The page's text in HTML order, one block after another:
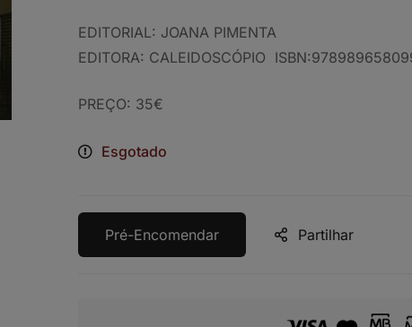
EDITORIAL: JOANA PIMENTA
EDITORA: CALEIDOSCÓPIO
PREÇO: 35€
Esgotado
Pré-Encomendar Partilhar